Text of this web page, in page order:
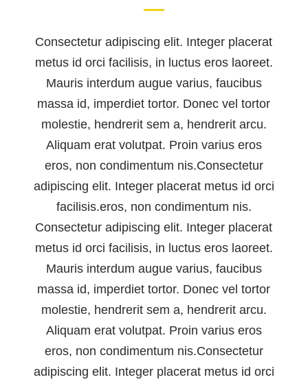
Consectetur adipiscing elit. Integer placerat
metus id orci facilisis, in luctus eros laoreet.
Mauris interdum augue varius, faucibus
massa id, imperdiet tortor. Donec vel tortor
molestie, hendrerit sem a, hendrerit arcu.
Aliquam erat volutpat. Proin varius eros
eros, non condimentum nis.Consectetur
adipiscing elit. Integer placerat metus id orci
facilisis.eros, non condimentum nis.
Consectetur adipiscing elit. Integer placerat
metus id orci facilisis, in luctus eros laoreet.
Mauris interdum augue varius, faucibus
massa id, imperdiet tortor. Donec vel tortor
molestie, hendrerit sem a, hendrerit arcu.
Aliquam erat volutpat. Proin varius eros
eros, non condimentum nis.Consectetur
adipiscing elit. Integer placerat metus id orci